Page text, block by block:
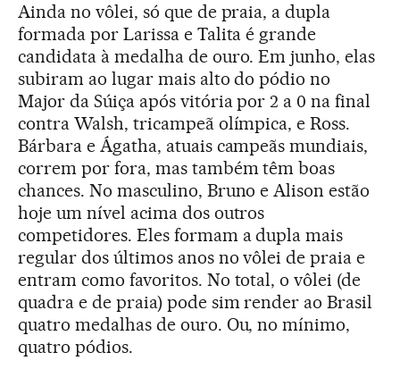
Ainda no vôlei, só que de praia, a dupla
formada por Larissa e Talita é grande
candidata à medalha de ouro. Em junho, elas
subiram ao lugar mais alto do pódio no
Major da Súiça após vitória por 2 a 0 na final
contra Walsh, tricampeã olímpica, e Ross.
Bárbara e Ágatha, atuais campeãs mundiais,
correm por fora, mas também têm boas
chances. No masculino, Bruno e Alison estão
hoje um nível acima dos outros
competidores. Eles formam a dupla mais
regular dos últimos anos no vôlei de praia e
entram como favoritos. No total, o vôlei (de
quadra e de praia) pode sim render ao Brasil
quatro medalhas de ouro. Ou, no mínimo,
quatro pódios.